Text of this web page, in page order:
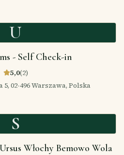
U
- Self Check-in
5,0(2)
02-496 Warszawa, Polska
S
Włochy Bemowo Wola